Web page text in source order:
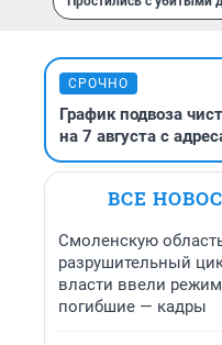
СРОЧНО
График подвоза
на 7 августа с
ВСЕ
Смоленскую
разрушительный
власти ввели
погибшие — кадры